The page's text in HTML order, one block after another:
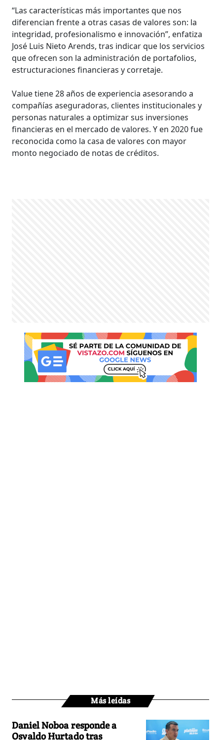
“Las características más importantes que nos
diferencian frente a otras casas de valores son: la
integridad, profesionalismo e innovación”, enfatiza
José Luis Nieto Arends, tras indicar que los servicios
que ofrecen son la administración de portafolios,
estructuraciones financieras y corretaje.
Value tiene 28 años de experiencia asesorando a
compañías aseguradoras, clientes institucionales y
personas naturales a optimizar sus inversiones
financieras en el mercado de valores. Y en 2020 fue
reconocida como la casa de valores con mayor
monto negociado de notas de créditos.
Más leídas
Daniel Noboa responde a
Osvaldo Hurtado tras